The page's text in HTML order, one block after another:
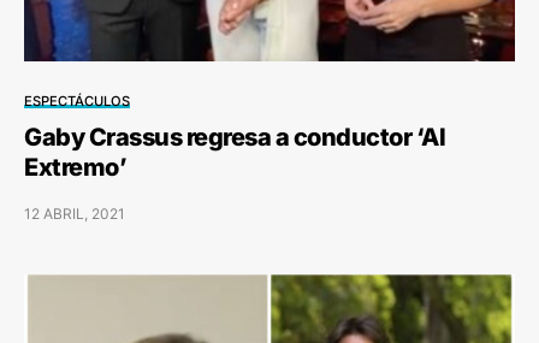
ESPECTÁCULOS
Gaby Crassus regresa a conductor ‘Al
Extremo’
12 ABRIL, 2021